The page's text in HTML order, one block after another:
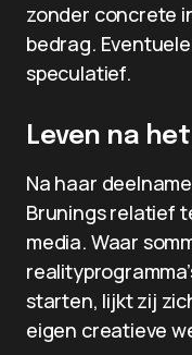
zonder concrete
bedrag.
speculatief.
Leven na
Na haar
Brunings relatief
media. Waar
starten, lijkt zij
eigen creatieve